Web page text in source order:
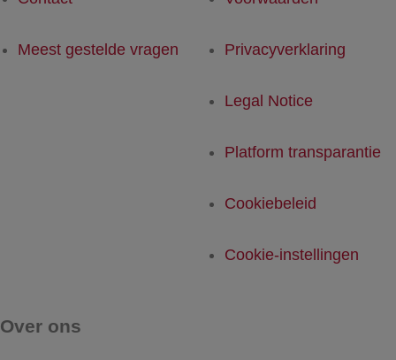
Meest gestelde vragen Privacyverklaring
Legal Notice
Platform transparantie
Cookiebeleid
Cookie-instellingen
Over ons